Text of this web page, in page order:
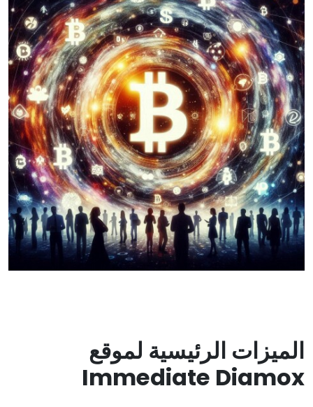
الميزات الرئيسية لموقع
Immediate Diamox